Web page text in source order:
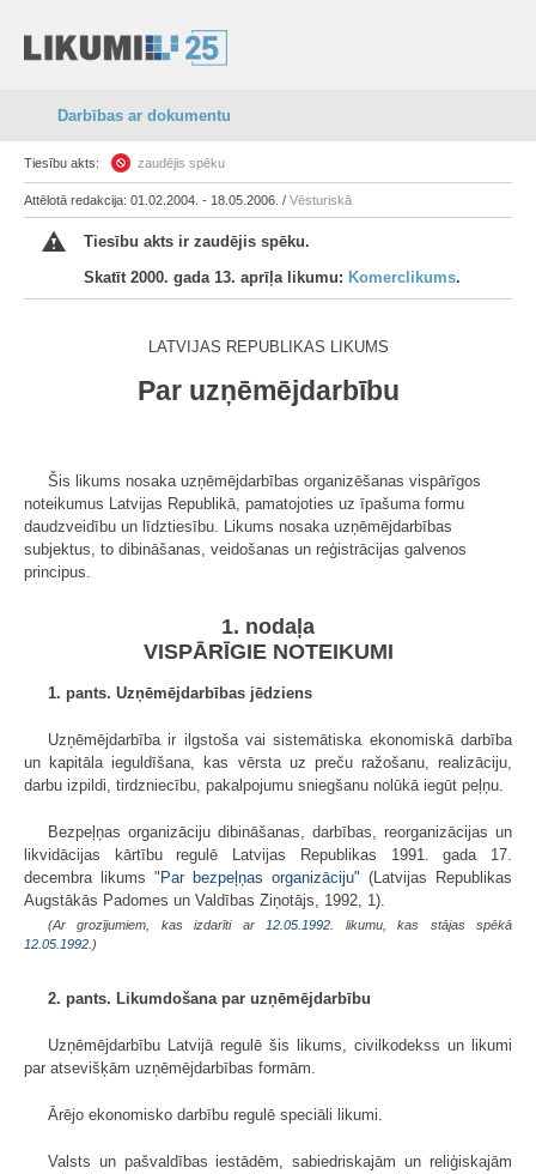
Darbības ar dokumentu
Tiesību akts: zaudējis spēku
Attēlotā redakcija: 01.02.2004. - 18.05.2006. / Vēsturiskā
Tiesību akts ir zaudējis spēku.
Skatīt 2000. gada 13. aprīļa likumu: Komerclikums.
LATVIJAS REPUBLIKAS LIKUMS
Par uzņēmējdarbību
Šis likums nosaka uzņēmējdarbības organizēšanas vispārīgos
noteikumus Latvijas Republikā, pamatojoties uz īpašuma formu
daudzveidību un līdztiesību. Likums nosaka uzņēmējdarbības
subjektus, to dibināšanas, veidošanas un reģistrācijas galvenos
principus.
1. nodaļa
VISPĀRĪGIE NOTEIKUMI
1. pants. Uzņēmējdarbības jēdziens
Uzņēmējdarbība ir ilgstoša vai sistemātiska ekonomiskā darbība
un kapitāla ieguldīšana, kas vērsta uz preču ražošanu, realizāciju,
darbu izpildi, tirdzniecību, pakalpojumu sniegšanu nolūkā iegūt peļņu.
Bezpeļņas organizāciju dibināšanas, darbības, reorganizācijas un
likvidācijas kārtību regulē Latvijas Republikas 1991. gada 17.
decembra likums " Par bezpeļņas organizāciju" (Latvijas Republikas
Augstākās Padomes un Valdības Ziņotājs, 1992, 1).
(Ar grozījumiem, kas izdarīti ar12.05.1992. likumu, kas stājas spēkā
12.05.1992.)
2. pants. Likumdošana par uzņēmējdarbību
Uzņēmējdarbību Latvijā regulē šis likums, civilkodekss un likumi
par atsevišķām uzņēmējdarbības formām.
Ārējo ekonomisko darbību regulē speciāli likumi.
Valsts un pašvaldības iestādēm, sabiedriskajām un reliģiskajām